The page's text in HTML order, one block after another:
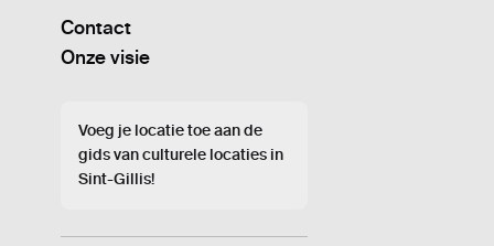
Contact
Onze visie
Voeg je locatie toe aan de
gids van culturele locaties in
Sint-Gillis!